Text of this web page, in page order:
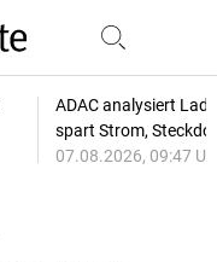
ADAC analysiert
spart Strom,
07.08.2026, 09:47